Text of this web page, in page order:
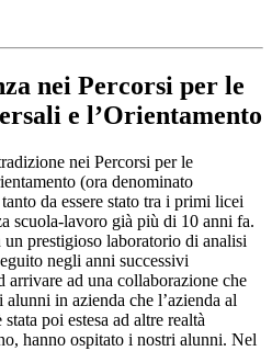
nei Percorsi per le
e l’Orientamento
nei Percorsi per le
(ora denominato
da essere stato tra i primi licei
scuola-lavoro già più di 10 anni fa.
prestigioso laboratorio di analisi
negli anni successivi
arrivare ad una collaborazione che
in azienda che l’azienda al
poi estesa ad altre realtà
hanno ospitato i nostri alunni. Nel